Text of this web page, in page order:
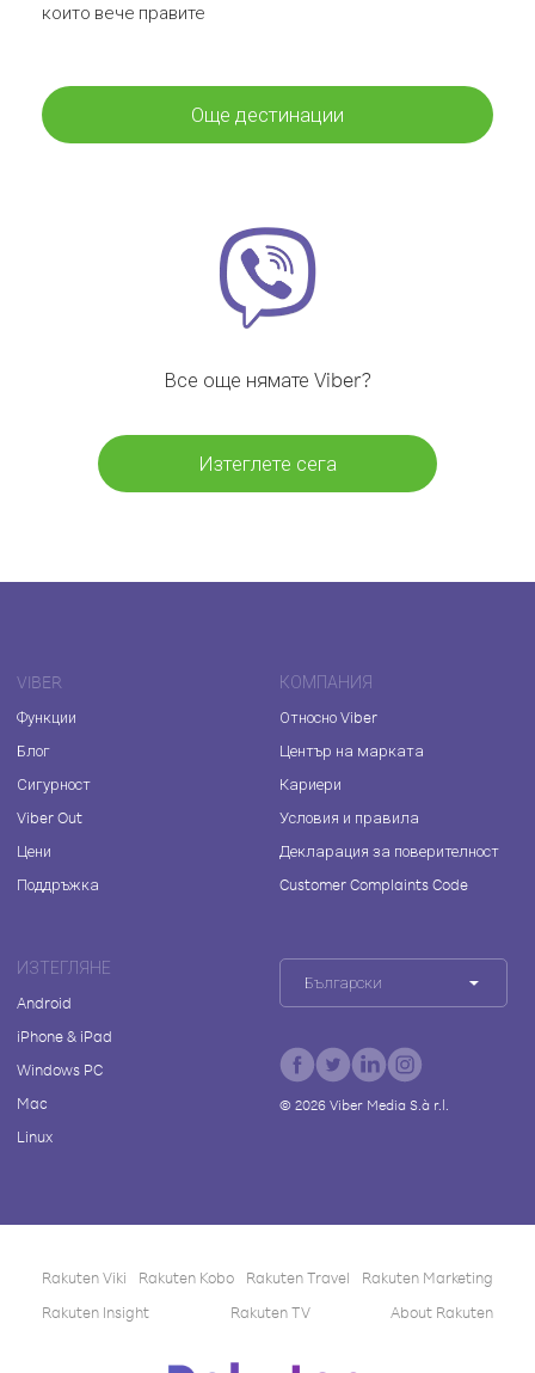
които вече правите
Още дестинации
Все още нямате Viber?
Изтеглете сега
VIBER
Функции
Блог
Сигурност
Viber Out
Цени
Поддръжка
КОМПАНИЯ
Относно Viber
Център на марката
Кариери
Условия и правила
Декларация за поверителност
Customer Complaints Code
ИЗТЕГЛЯНЕ
Android
iPhone & iPad
Windows PC
Mac
Linux
Български
© 2026Viber Media S.à r.l.
Rakuten Viki Rakuten Kobo Rakuten Travel
Rakuten Marketing
Rakuten Insight
Rakuten TV About Rakuten